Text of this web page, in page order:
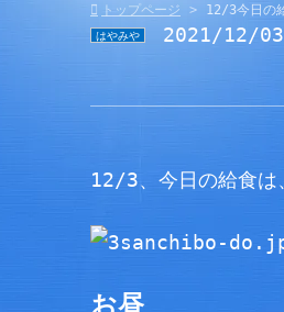
トップページ 12/3今日の
はやみや 2021/12/03
12/3、今日の給食は
お昼